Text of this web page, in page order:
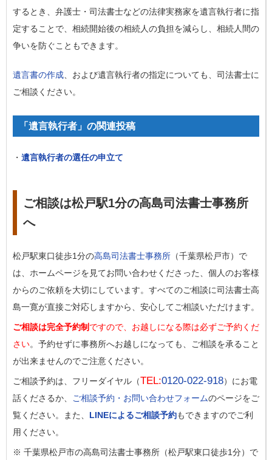
するとき、弁護士・司法書士などの法律実務家を遺言執行者に指
定することで、相続開始後の相続人の負担を減らし、相続人間の
争いを防ぐこともできます。
遺言書の作成 、および遺言執行者の指定についても、司法書士に
ご相談ください。
「遺言執行者」の関連投稿
・ 遺言執行者の選任の申立て
ご相談は松戸駅1分の高島司法書士事務所
へ
松戸駅東口徒歩1分の高島司法書士事務所 （千葉県松戸市）で
は、ホームページを見てお問い合わせくださった、個人のお客様
からのご依頼を大切にしています。すべてのご相談に司法書士高
島一寛が直接ご対応しますから、安心してご相談いただけます。
ご相談は完全予約制 ですので、お越しになる際は必ずご予約くだ
さい。予約せずに事務所へお越しになっても、ご相談を承ること
が出来ませんのでご注意ください。
ご相談予約は、フリーダイヤル（TEL:0120-022-918）にお電
話くださるか、
ご相談予約・お問い合わせフォームのページをご
覧ください。また、 LINEによるご相談予約もできますのでご利
用ください。
※ 千葉県松戸市の高島司法書士事務所（松戸駅東口徒歩1分）で